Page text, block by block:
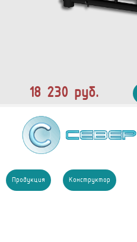
18 230 руб.
Продукция Конструктор